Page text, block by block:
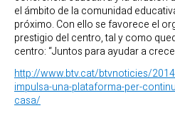
el ámbito de la comunidad
próximo. Con ello se favorece el
prestigio del centro, tal y como
centro: “Juntos para ayudar a
http://www.btv.cat/btvnoticies/
impulsa-una-plataforma-per-
casa/